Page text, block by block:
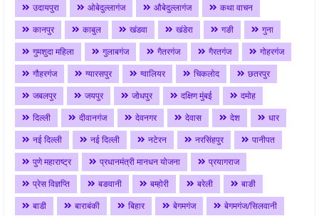
उदायपुरा
ओबेदुल्लागंज औबेदुल्लागंज
कथा वाचन
कानपुर
काबुल खंडवा खंडेरा गङी
गुना
गुमशुदा महिला
गुलाबगंज गैतरगंज गैरतगंज
गोहरगंज
गौहरगंज
ग्यारसपुर ग्वालियर चिकलोद
छतरपुर
जबलपुर
जयपुर जोधपुर दक्षिण मुंबई
दमोह
दिल्ली
दीवानगंज देवनगर देवास देश
धार
नई दिल्ली
नई दिल्ली नटेरन नरसिंहपुर
पानीपत
पुणे महाराष्ट्र
प्रधानमंत्री मानधन योजना
प्रयागराज
प्रेस विज्ञप्ति
बङवानी बम्होरी बरेली
बाङी
बाडी
बाराबंकी बिहार बेगमगंज
बेगमगंज/सिलवानी